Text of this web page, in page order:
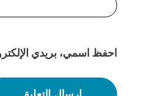
احفظ اسمي، بريدي